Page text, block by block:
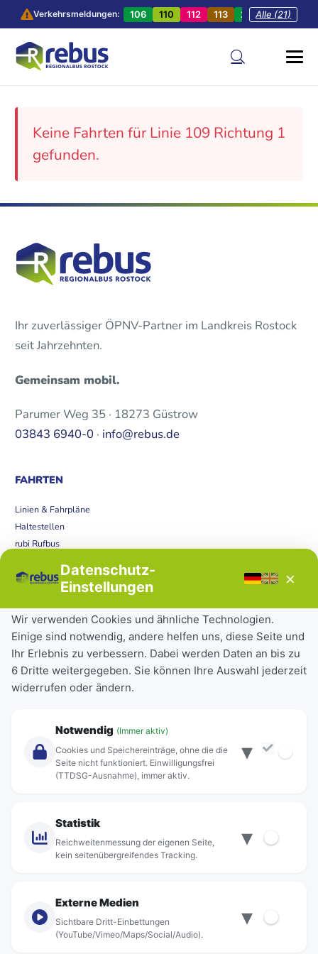
Verkehrsmeldungen: 106 110 112 113 201 202
Alle (21)
Keine Fahrten für Linie 109 Richtung 1
gefunden.
Ihr zuverlässiger ÖPNV-Partner im Landkreis Rostock
seit Jahrzehnten.
Gemeinsam mobil.
Parumer Weg 35 · 18273 Güstrow
03843 6940-0 · info@rebus.de
FAHRTEN
Linien & Fahrpläne
Haltestellen
rubi Rufbus
Störungen
Tickets & Tarife
Deutschlandticket
Schülerkarte
Einzeltickets
Abonnements
Über Rebus
Standorte
© rebus Regionalbus Rostock GmbH
Datenschutz-
Einstellungen
×
Wir verwenden Cookies und ähnliche Technologien.
Einige sind notwendig, andere helfen uns, diese Seite und
Ihr Erlebnis zu verbessern. Dabei werden Daten an bis zu
6 Dritte weitergegeben. Sie können Ihre Auswahl jederzeit
widerrufen oder ändern.
Notwendig (Immer aktiv)
Cookies und Speichereinträge, ohne die die
Seite nicht funktioniert. Einwilligungsfrei
(TTDSG-Ausnahme), immer aktiv.
▾
Statistik
Reichweitenmessung der eigenen Seite,
kein seitenübergreifendes Tracking.
▾
Externe Medien
Sichtbare Dritt-Einbettungen
(YouTube/Vimeo/Maps/Social/Audio).
▾